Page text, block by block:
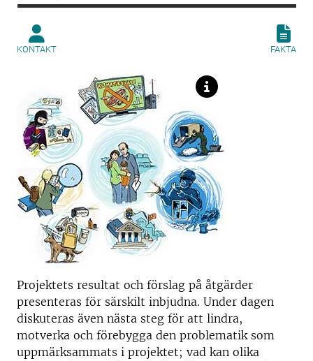
KONTAKT FAKTA
Projektets resultat och förslag på åtgärder
presenteras för särskilt inbjudna. Under dagen
diskuteras även nästa steg för att lindra,
motverka och förebygga den problematik som
uppmärksammats i projektet; vad kan olika